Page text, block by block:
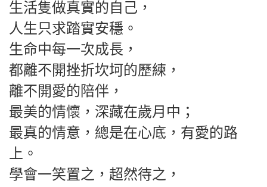
生活隻做真實的自己，
人生只求踏實安穩。
生命中每一次成長，
都離不開挫折坎坷的歷練，
離不開愛的陪伴，
最美的情懷，深藏在歲月中；
最真的情意，總是在心底，有愛的路
上。
學會一笑置之，超然待之，